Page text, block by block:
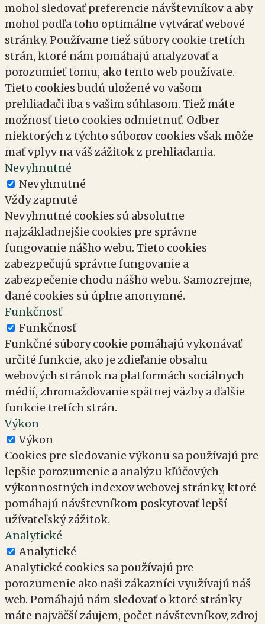
mohol sledovať preferencie návštevníkov a aby
mohol podľa toho optimálne vytvárať webové
stránky. Používame tiež súbory cookie tretích
strán, ktoré nám pomáhajú analyzovať a
porozumieť tomu, ako tento web používate.
Tieto cookies budú uložené vo vašom
prehliadači iba s vašim súhlasom. Tiež máte
možnosť tieto cookies odmietnuť. Odber
niektorých z týchto súborov cookies však môže
mať vplyv na váš zážitok z prehliadania.
Nevyhnutné
Nevyhnutné
Vždy zapnuté
Nevyhnutné cookies sú absolutne
najzákladnejšie cookies pre správne
fungovanie nášho webu. Tieto cookies
zabezpečujú správne fungovanie a
zabezpečenie chodu nášho webu. Samozrejme,
dané cookies sú úplne anonymné.
Funkčnosť
Funkčnosť
Funkčné súbory cookie pomáhajú vykonávať
určité funkcie, ako je zdieľanie obsahu
webových stránok na platformách sociálnych
médií, zhromažďovanie spätnej väzby a ďalšie
funkcie tretích strán.
Výkon
Výkon
Cookies pre sledovanie výkonu sa používajú pre
lepšie porozumenie a analýzu kľúčových
výkonnostných indexov webovej stránky, ktoré
pomáhajú návštevníkom poskytovať lepší
užívateľský zážitok.
Analytické
Analytické
Analytické cookies sa používajú pre
porozumenie ako naši zákazníci využívajú náš
web. Pomáhajú nám sledovať o ktoré stránky
máte najväčší záujem, počet návštevníkov, zdroj